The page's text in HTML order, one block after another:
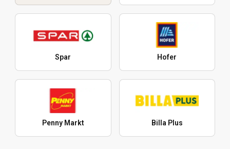
Spar Hofer
Penny Markt Billa Plus